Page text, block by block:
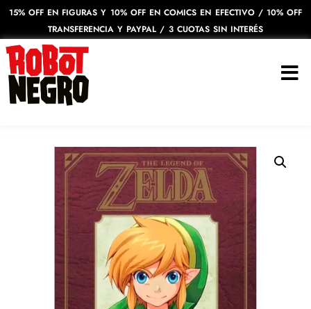
15% OFF EN FIGURAS Y 10% OFF EN COMICS EN EFECTIVO / 10% OFF
TRANSFERENCIA Y PAYPAL / 3 CUOTAS SIN INTERÉS